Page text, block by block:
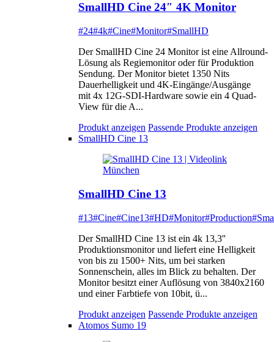
SmallHD Cine 24″ 4K Monitor
#24#4k#Cine#Monitor#SmallHD
Der SmallHD Cine 24 Monitor ist eine Allround-
Lösung als Regiemonitor oder für Produktion
Sendung. Der Monitor bietet 1350 Nits
Dauerhelligkeit und 4K-Eingänge/Ausgänge
mit 4x 12G-SDI-Hardware sowie ein 4 Quad-
View für die A...
Produkt anzeigen Passende Produkte anzeigen
SmallHD Cine 13
SmallHD Cine 13
#13#Cine#Cine13#HD#Monitor#Production
Der SmallHD Cine 13 ist ein 4k 13,3''
Produktionsmonitor und liefert eine Helligkeit
von bis zu 1500+ Nits, um bei starken
Sonnenschein, alles im Blick zu behalten. Der
Monitor besitzt einer Auflösung von 3840x2160
und einer Farbtiefe von 10bit, ü...
Produkt anzeigen Passende Produkte anzeigen
Atomos Sumo 19